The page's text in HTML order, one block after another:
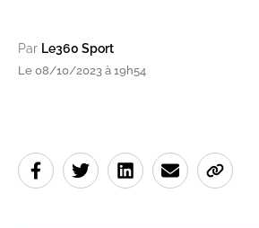
Par Le360 Sport
Le 08/10/2023 à 19h54